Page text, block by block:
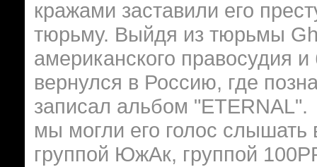
кражами заставили его
тюрьму. Выйдя из тюрьмы
американского правосудия
вернулся в Россию, где
записал альбом
мы могли его голос
группой ЮжАк, группой